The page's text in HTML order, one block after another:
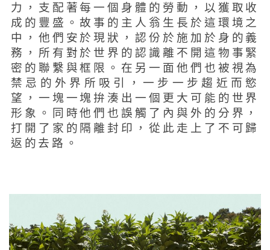
力，支配著每一個身體的勞動，以獲取收
成的豐盛。故事的主人翁生長於這環境之
中，他們安於現狀，認份於施加於身的義
務，所有對於世界的認識離不開這物事緊
密的聯繫與框限。在另一面他們也被視為
禁忌的外界所吸引，一步一步趨近而慾
望，一塊一塊拚湊出一個更大可能的世界
形象。同時他們也誤觸了內與外的分界，
打開了家的隔離封印，從此走上了不可歸
返的去路。